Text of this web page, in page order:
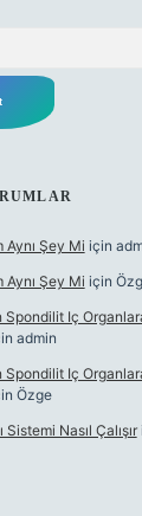
Aynı Şey Mi için
Aynı Şey Mi için
Spondilit Iç
admin
Spondilit Iç
Özge
Sistemi Nasıl Çalışır